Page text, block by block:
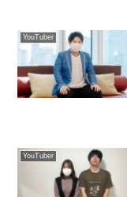
YouTuber
YouTuber